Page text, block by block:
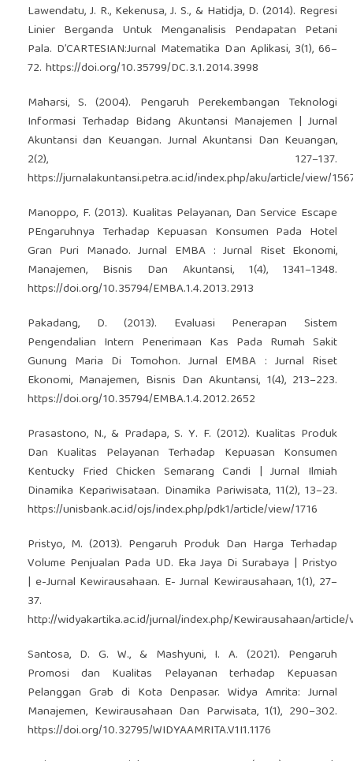
Lawendatu, J. R., Kekenusa, J. S., & Hatidja, D. (2014). Regresi
Linier Berganda Untuk Menganalisis Pendapatan Petani
Pala. D’CARTESIAN:Jurnal Matematika Dan Aplikasi, 3(1), 66–
72. https://doi.org/10.35799/DC.3.1.2014.3998
Maharsi, S. (2004). Pengaruh Perekembangan Teknologi
Informasi Terhadap Bidang Akuntansi Manajemen | Jurnal
Akuntansi dan Keuangan. Jurnal Akuntansi Dan Keuangan,
2(2), 127–137.
https://jurnalakuntansi.petra.ac.id/index.php/aku/article/view/
Manoppo, F. (2013). Kualitas Pelayanan, Dan Service Escape
PEngaruhnya Terhadap Kepuasan Konsumen Pada Hotel
Gran Puri Manado. Jurnal EMBA : Jurnal Riset Ekonomi,
Manajemen, Bisnis Dan Akuntansi, 1(4), 1341–1348.
https://doi.org/10.35794/EMBA.1.4.2013.2913
Pakadang, D. (2013). Evaluasi Penerapan Sistem
Pengendalian Intern Penerimaan Kas Pada Rumah Sakit
Gunung Maria Di Tomohon. Jurnal EMBA : Jurnal Riset
Ekonomi, Manajemen, Bisnis Dan Akuntansi, 1(4), 213–223.
https://doi.org/10.35794/EMBA.1.4.2012.2652
Prasastono, N., & Pradapa, S. Y. F. (2012). Kualitas Produk
Dan Kualitas Pelayanan Terhadap Kepuasan Konsumen
Kentucky Fried Chicken Semarang Candi | Jurnal Ilmiah
Dinamika Kepariwisataan. Dinamika Pariwisata, 11(2), 13–23.
https://unisbank.ac.id/ojs/index.php/pdk1/article/view/1716
Pristyo, M. (2013). Pengaruh Produk Dan Harga Terhadap
Volume Penjualan Pada UD. Eka Jaya Di Surabaya | Pristyo
| e-Jurnal Kewirausahaan. E- Jurnal Kewirausahaan, 1(1), 27–
37.
http://widyakartika.ac.id/jurnal/index.php/Kewirausahaan/
Santosa, D. G. W., & Mashyuni, I. A. (2021). Pengaruh
Promosi dan Kualitas Pelayanan terhadap Kepuasan
Pelanggan Grab di Kota Denpasar. Widya Amrita: Jurnal
Manajemen, Kewirausahaan Dan Parwisata, 1(1), 290–302.
https://doi.org/10.32795/WIDYAAMRITA.V1I1.1176